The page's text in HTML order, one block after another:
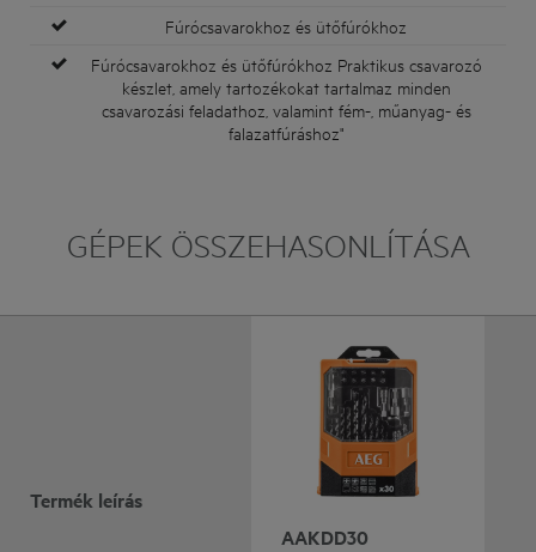
Fúrócsavarokhoz és ütőfúrókhoz
Fúrócsavarokhoz és ütőfúrókhoz Praktikus csavarozó
készlet, amely tartozékokat tartalmaz minden
csavarozási feladathoz, valamint fém-, műanyag- és
falazatfúráshoz"
GÉPEK ÖSSZEHASONLÍTÁSA
Termék leírás
AAKDD30